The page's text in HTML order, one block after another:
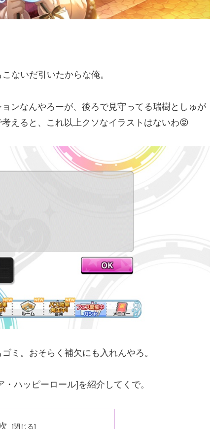
こないだ引いたからな俺。
ンなんやろーが、後ろで見守ってる瑞樹としゅが
えると、これ以上クソなイラストはないわ😡
ミ。おそらく補欠にも入れんやろ。
ハッピーロール]を紹介してくで。